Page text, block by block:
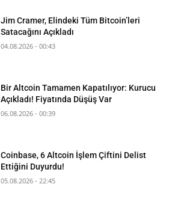
Jim Cramer, Elindeki Tüm Bitcoin’leri
Satacağını Açıkladı
04.08.2026 - 00:43
Bir Altcoin Tamamen Kapatılıyor: Kurucu
Açıkladı! Fiyatında Düşüş Var
06.08.2026 - 00:39
Coinbase, 6 Altcoin İşlem Çiftini Delist
Ettiğini Duyurdu!
05.08.2026 - 22:45